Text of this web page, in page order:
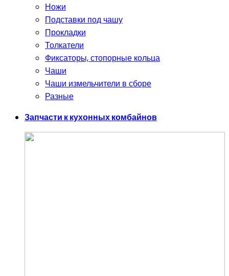
Ножи
Подставки под чашу
Прокладки
Толкатели
Фиксаторы, стопорные кольца
Чаши
Чаши измельчители в сборе
Разные
Запчасти к кухонных комбайнов